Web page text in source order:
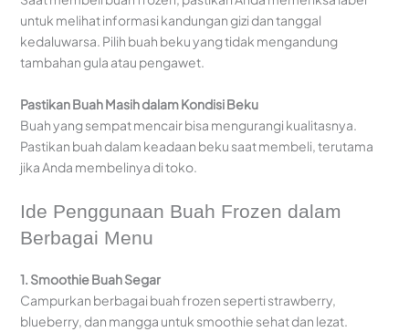
untuk melihat informasi kandungan gizi dan tanggal
kedaluwarsa. Pilih buah beku yang tidak mengandung
tambahan gula atau pengawet.
Pastikan Buah Masih dalam Kondisi Beku
Buah yang sempat mencair bisa mengurangi kualitasnya.
Pastikan buah dalam keadaan beku saat membeli, terutama
jika Anda membelinya di toko.
Ide Penggunaan Buah Frozen dalam
Berbagai Menu
1. Smoothie Buah Segar
Campurkan berbagai buah frozen seperti strawberry,
blueberry, dan mangga untuk smoothie sehat dan lezat.